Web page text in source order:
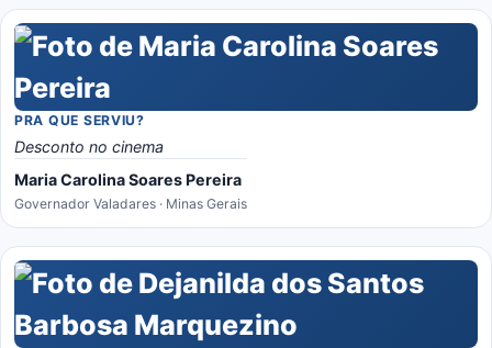
PRA QUE SERVIU?
Desconto no cinema
Maria Carolina Soares Pereira
Governador Valadares · Minas Gerais